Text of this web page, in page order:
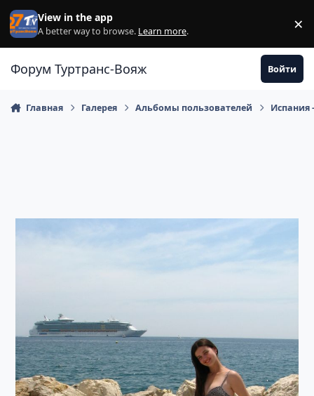
Перейти к содержанию
View in the app
A better way to browse. Learn more. ×
Форум Туртранс-Вояж Войти
Главная Галерея Альбомы пользователей Испания